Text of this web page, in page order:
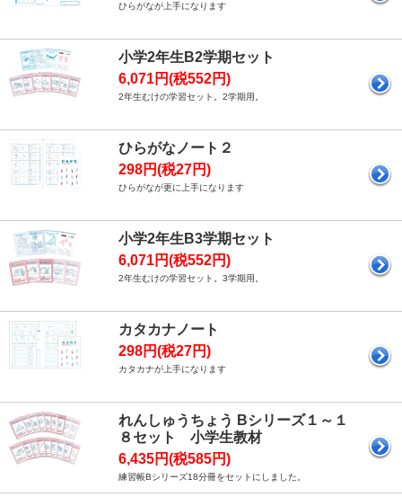
ひらがなが上手になります
小学2年生B2学期セット
6,071円(税552円)
2年生むけの学習セット。2学期用。
ひらがなノート２
298円(税27円)
ひらがなが更に上手になります
小学2年生B3学期セット
6,071円(税552円)
2年生むけの学習セット。3学期用。
カタカナノート
298円(税27円)
カタカナが上手になります
れんしゅうちょう Bシリーズ１～１
８セット 小学生教材
6,435円(税585円)
練習帳Bシリーズ18分冊をセットにしました。